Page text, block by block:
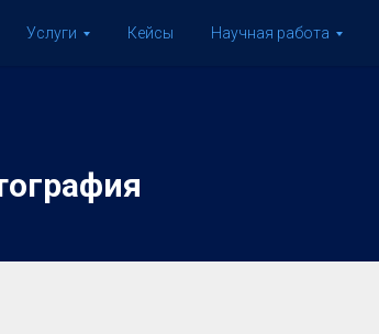
Услуги Кейсы Научная работа